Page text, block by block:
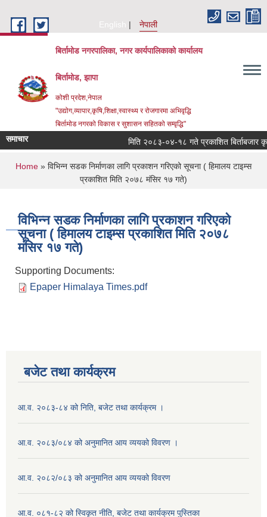
English
नेपाली
बिर्तामोड नगरपालिका, नगर कार्यपालिकाको कार्यालय
बिर्तामोड, झापा
कोशी प्रदेश,नेपाल
"उद्योग,व्यापार,कृषि,शिक्षा,स्वास्थ्य र रोजगारमा अभिवृद्धि
बिर्तामोड नगरको विकास र सुशासन सहितको सम्वृद्धि"
समाचार मिति २०८३-०४-१८ गते प्रकाशित बिर्ताबजार
You are here
Home » विभिन्न सडक निर्माणका लागि प्रकाशन गरिएको सूचना ( हिमालय टाइम्स
प्रकाशित मिति २०७८ मंसिर १७ गते)
विभिन्न सडक निर्माणका लागि प्रकाशन गरिएको
सूचना ( हिमालय टाइम्स प्रकाशित मिति २०७८
मंसिर १७ गते)
Supporting Documents:
Epaper Himalaya Times.pdf
बजेट तथा कार्यक्रम
आ.व. २०८३-८४ को निति, बजेट तथा कार्यक्रम ।
आ.व. २०८३/०८४ को अनुमानित आय व्ययको विवरण ।
आ.व. २०८२/०८३ को अनुमानित आय व्ययको विवरण
आ.व. ०८१-८२ को स्विकृत नीति, बजेट तथा कार्यक्रम पुस्तिका